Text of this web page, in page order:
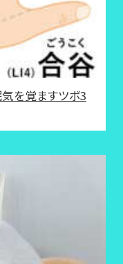
気を覚ますツボ3